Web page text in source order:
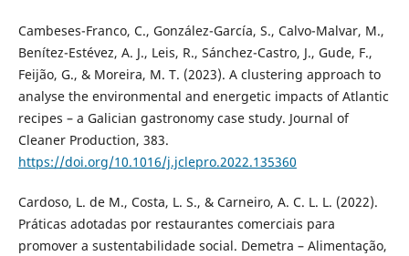
Cambeses-Franco, C., González-García, S., Calvo-Malvar, M.,
Benítez-Estévez, A. J., Leis, R., Sánchez-Castro, J., Gude, F.,
Feijão, G., & Moreira, M. T. (2023). A clustering approach to
analyse the environmental and energetic impacts of Atlantic
recipes – a Galician gastronomy case study. Journal of
Cleaner Production, 383.
https://doi.org/10.1016/j.jclepro.2022.135360
Cardoso, L. de M., Costa, L. S., & Carneiro, A. C. L. L. (2022).
Práticas adotadas por restaurantes comerciais para
promover a sustentabilidade social. Demetra – Alimentação,